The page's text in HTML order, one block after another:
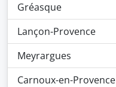
Gréasque
Lançon-Provence
Meyrargues
Carnoux-en-Provence